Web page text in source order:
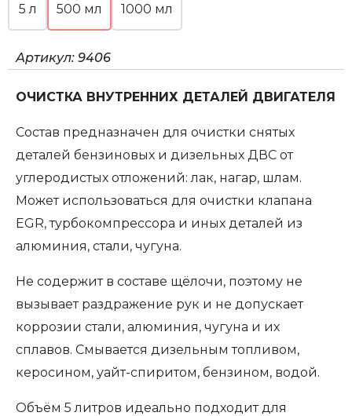
5 л 500 мл 1000 мл
Артикул: 9406
ОЧИСТКА ВНУТРЕННИХ ДЕТАЛЕЙ ДВИГАТЕЛЯ
Состав предназначен для очистки снятых
деталей бензиновых и дизельных ДВС от
углеродистых отложений: лак, нагар, шлам.
Может использоваться для очистки клапана
EGR, турбокомпрессора и иных деталей из
алюминия, стали, чугуна.
Не содержит в составе щёлочи, поэтому не
вызывает раздражение рук и не допускает
коррозии стали, алюминия, чугуна и их
сплавов. Смывается дизельным топливом,
керосином, уайт-спиритом, бензином, водой.
Объём 5 литров идеально подходит для